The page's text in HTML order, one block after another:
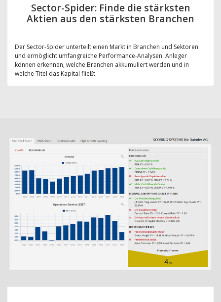
Sector-Spider: Finde die stärksten
Aktien aus den stärksten Branchen
Der Sector-Spider unterteilt einen Markt in Branchen und Sektoren
und ermöglicht umfangreiche Performance-Analysen. Anleger
können erkennen, welche Branchen akkumuliert werden und in
welche Titel das Kapital fließt.